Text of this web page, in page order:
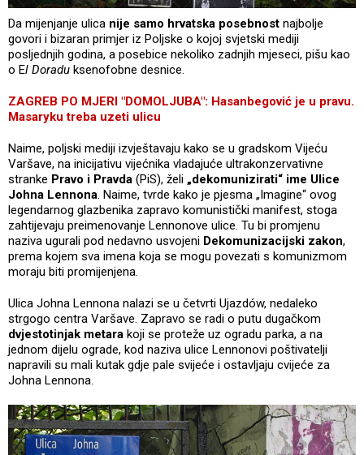
Da mijenjanje ulica nije samo hrvatska posebnost najbolje
govori i bizaran primjer iz Poljske o kojoj svjetski mediji
posljednjih godina, a posebice nekoliko zadnjih mjeseci, pišu kao
o El Doradu ksenofobne desnice.
ZAGREB PO MJERI "DOMOLJUBA": Hasanbegović je u pravu.
Masaryku treba uzeti ulicu
Naime, poljski mediji izvještavaju kako se u gradskom Vijeću
Varšave, na inicijativu vijećnika vladajuće ultrakonzervativne
stranke Pravo i Pravda (PiS), želi „dekomunizirati“ ime Ulice
Johna Lennona. Naime, tvrde kako je pjesma „Imagine“ ovog
legendarnog glazbenika zapravo komunistički manifest, stoga
zahtijevaju preimenovanje Lennonove ulice. Tu bi promjenu
naziva ugurali pod nedavno usvojeni Dekomunizacijski zakon,
prema kojem sva imena koja se mogu povezati s komunizmom
moraju biti promijenjena.
Ulica Johna Lennona nalazi se u četvrti Ujazdów, nedaleko
strgogo centra Varšave. Zapravo se radi o putu dugačkom
dvjestotinjak metara koji se proteže uz ogradu parka, a na
jednom dijelu ograde, kod naziva ulice Lennonovi poštivatelji
napravili su mali kutak gdje pale svijeće i ostavljaju cvijeće za
Johna Lennona.